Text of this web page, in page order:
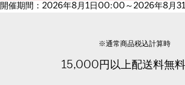
開催期間：2026年8月1日00:00～2026年8月
※通常商品税込計算時
15,000円以上配送料無料